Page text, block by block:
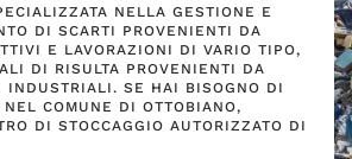
NELLA GESTIONE E
DI SCARTI PROVENIENTI DA
E LAVORAZIONI DI VARIO TIPO,
DI RISULTA PROVENIENTI DA
INDUSTRIALI. SE HAI BISOGNO DI
COMUNE DI OTTOBIANO,
DI STOCCAGGIO AUTORIZZATO DI